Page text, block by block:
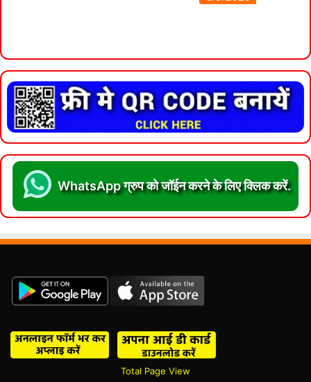
WhatsApp ग्रुप को जॉईन करने के लिए क्लिक करें.
Total Page View